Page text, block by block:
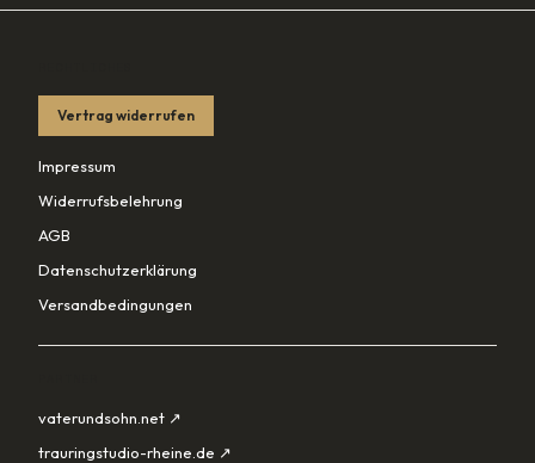
Vertrag widerrufen
Impressum
Widerrufsbelehrung
AGB
Datenschutzerklärung
Versandbedingungen
vaterundsohn.net ↗
trauringstudio-rheine.de ↗